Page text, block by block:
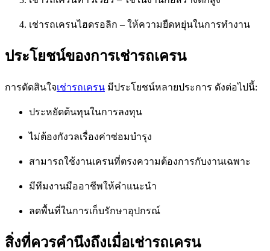
เช่ารถเครนไฮดรอลิก – ให้ความยืดหยุ่นในการทำงาน
ประโยชน์ของการเช่ารถเครน
การตัดสินใจเช่ารถเครน มีประโยชน์หลายประการ ดังต่อไปนี้:
ประหยัดต้นทุนในการลงทุน
ไม่ต้องกังวลเรื่องค่าซ่อมบำรุง
สามารถใช้งานเครนที่ตรงความต้องการกับงานเฉพาะ
มีทีมงานมืออาชีพให้คำแนะนำ
ลดพื้นที่ในการเก็บรักษาอุปกรณ์
สิ่งที่ควรคำนึงถึงเมื่อเช่ารถเครน